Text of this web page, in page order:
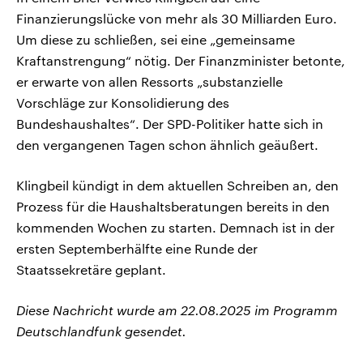
Finanzierungslücke von mehr als 30 Milliarden Euro.
Um diese zu schließen, sei eine „gemeinsame
Kraftanstrengung“ nötig. Der Finanzminister betonte,
er erwarte von allen Ressorts „substanzielle
Vorschläge zur Konsolidierung des
Bundeshaushaltes“. Der SPD-Politiker hatte sich in
den vergangenen Tagen schon ähnlich geäußert.
Klingbeil kündigt in dem aktuellen Schreiben an, den
Prozess für die Haushaltsberatungen bereits in den
kommenden Wochen zu starten. Demnach ist in der
ersten Septemberhälfte eine Runde der
Staatssekretäre geplant.
Diese Nachricht wurde am 22.08.2025 im Programm
Deutschlandfunk gesendet.